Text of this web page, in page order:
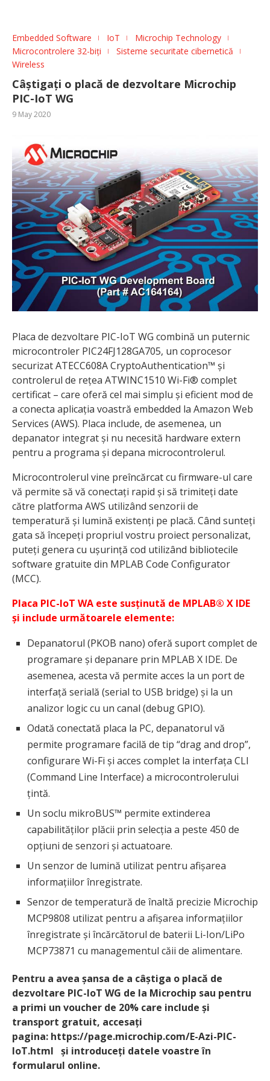
Embedded Software IoT
Microchip Technology
Microcontrolere 32-biți
Sisteme securitate cibernetică
Wireless
Câștigați o placă de dezvoltare Microchip
PIC-IoT WG
9 May 2020
Placa de dezvoltare PIC-IoT WG combină un puternic
microcontroler PIC24FJ128GA705, un coprocesor
securizat ATECC608A CryptoAuthentication™ și
controlerul de rețea ATWINC1510 Wi-Fi® complet
certificat – care oferă cel mai simplu și eficient mod de
a conecta aplicația voastră embedded la Amazon Web
Services (AWS). Placa include, de asemenea, un
depanator integrat și nu necesită hardware extern
pentru a programa și depana microcontrolerul.
Microcontrolerul vine preîncărcat cu firmware-ul care
vă permite să vă conectați rapid și să trimiteți date
către platforma AWS utilizând senzorii de
temperatură și lumină existenți pe placă. Când sunteți
gata să începeți propriul vostru proiect personalizat,
puteți genera cu ușurință cod utilizând bibliotecile
software gratuite din MPLAB Code Configurator
(MCC).
Placa PIC-IoT WA este susținută de MPLAB® X IDE
și include următoarele elemente:
Depanatorul (PKOB nano) oferă suport complet de
programare și depanare prin MPLAB X IDE. De
asemenea, acesta vă permite acces la un port de
interfață serială (serial to USB bridge) și la un
analizor logic cu un canal (debug GPIO).
Odată conectată placa la PC, depanatorul vă
permite programare facilă de tip “drag and drop”,
configurare Wi-Fi și acces complet la interfața CLI
(Command Line Interface) a microcontrolerului
țintă.
Un soclu mikroBUS™ permite extinderea
capabilităților plăcii prin selecția a peste 450 de
opțiuni de senzori și actuatoare.
Un senzor de lumină utilizat pentru afișarea
informațiilor înregistrate.
Senzor de temperatură de înaltă precizie Microchip
MCP9808 utilizat pentru a afișarea informațiilor
înregistrate și încărcătorul de baterii Li-Ion/LiPo
MCP73871 cu managementul căii de alimentare.
Pentru a avea șansa de a câștiga o placă de
dezvoltare PIC-IoT WG de la Microchip sau pentru
a primi un voucher de 20% care include și
transport gratuit, accesați
pagina: https://page.microchip.com/E-Azi-PIC-
IoT.html și introduceți datele voastre în
formularul online.